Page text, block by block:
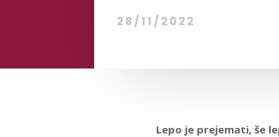
28/11/2022
Lepo je prejemati, še